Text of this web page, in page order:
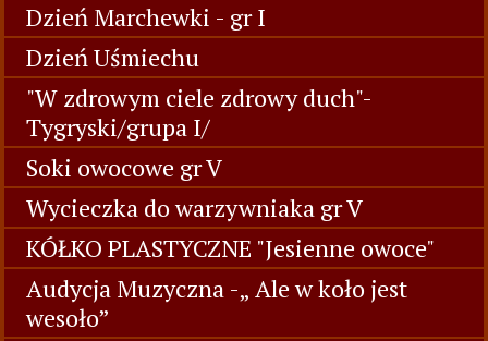
Dzień Marchewki - gr I
Dzień Uśmiechu
"W zdrowym ciele zdrowy duch"-
Tygryski/grupa I/
Soki owocowe gr V
Wycieczka do warzywniaka gr V
KÓŁKO PLASTYCZNE "Jesienne owoce"
Audycja Muzyczna -„ Ale w koło jest
wesoło”